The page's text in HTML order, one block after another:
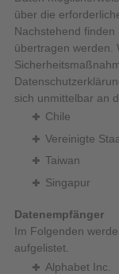
über die
Nachstehend
übertragen werden.
sich unmittelbar an
Chile
Vereinigte
Taiwan
Singapur
Datenempfänger
Im Folgenden
aufgelistet.
Alphabet Inc.